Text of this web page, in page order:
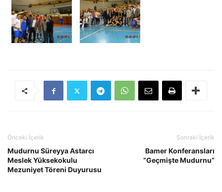
Önceki İçerik
Mudurnu Süreyya Astarcı
Meslek Yüksekokulu
Mezuniyet Töreni Duyurusu
Sonraki İçerik
Bamer Konferansları
“Geçmişte Mudurnu”